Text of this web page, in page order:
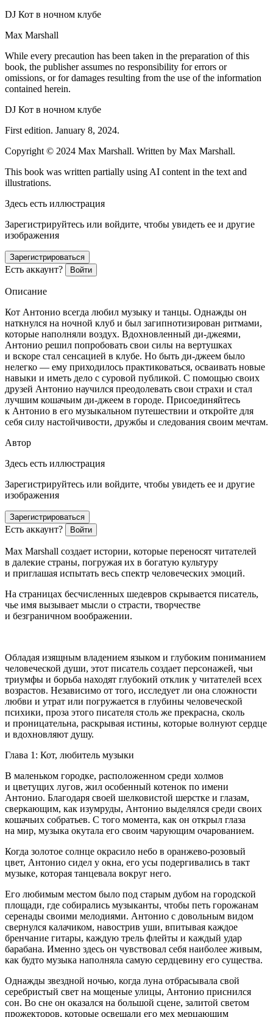
DJ Кот в ночном клубе
Max Marshall
While every precaution has been taken in the preparation of this
book, the publisher assumes no responsibility for errors or
omissions, or for damages resulting from the use of the information
contained herein.
DJ Кот в ночном клубе
First edition. January 8, 2024.
Copyright © 2024 Max Marshall. Written by Max Marshall.
This book was written partially using AI content in the text and
illustrations.
Здесь есть иллюстрация
Зарегистрируйтесь или войдите, чтобы увидеть ее и другие
изображения
Зарегистрироваться
Есть аккаунт? Войти
Описание
Кот Антонио всегда любил музыку и танцы. Однажды он
наткнулся на ночной клуб и был загипнотизирован ритмами,
которые наполняли воздух. Вдохновленный ди-джеями,
Антонио решил попробовать свои силы на вертушках
и вскоре стал сенсацией в клубе. Но быть ди-джеем было
нелегко — ему приходилось практиковаться, осваивать новые
навыки и иметь дело с суровой публикой. С помощью своих
друзей Антонио научился преодолевать свои страхи и стал
лучшим кошачьим ди-джеем в городе. Присоединяйтесь
к Антонио в его музыкальном путешествии и откройте для
себя силу настойчивости, дружбы и следования своим мечтам.
Автор
Здесь есть иллюстрация
Зарегистрируйтесь или войдите, чтобы увидеть ее и другие
изображения
Зарегистрироваться
Есть аккаунт? Войти
Max Marshall создает истории, которые переносят читателей
в далекие страны, погружая их в богатую культуру
и приглашая испытать весь спектр человеческих эмоций.
На страницах бесчисленных шедевров скрывается писатель,
чье имя вызывает мысли о страсти, творчестве
и безграничном воображении.
Обладая изящным владением языком и глубоким пониманием
человеческой души, этот писатель создает персонажей, чьи
триумфы и борьба находят глубокий отклик у читателей всех
возрастов. Независимо от того, исследует ли она сложности
любви и утрат или погружается в глубины человеческой
психики, проза этого писателя столь же прекрасна, сколь
и проницательна, раскрывая истины, которые волнуют сердце
и вдохновляют душу.
Глава 1: Кот, любитель музыки
В маленьком городке, расположенном среди холмов
и цветущих лугов, жил особенный котенок по имени
Антонио. Благодаря своей шелковистой шерстке и глазам,
сверкающим, как изумруды, Антонио выделялся среди своих
кошачьих собратьев. С того момента, как он открыл глаза
на мир, музыка окутала его своим чарующим очарованием.
Когда золотое солнце окрасило небо в оранжево-розовый
цвет, Антонио сидел у окна, его усы подергивались в такт
музыке, которая танцевала вокруг него.
Его любимым местом было под старым дубом на городской
площади, где собирались музыканты, чтобы петь горожанам
серенады своими мелодиями. Антонио с довольным видом
свернулся калачиком, навострив уши, впитывая каждое
бренчание гитары, каждую трель флейты и каждый удар
барабана. Именно здесь он чувствовал себя наиболее живым,
как будто музыка наполняла самую сердцевину его существа.
Однажды звездной ночью, когда луна отбрасывала свой
серебристый свет на мощеные улицы, Антонио приснился
сон. Во сне он оказался на большой сцене, залитой светом
прожекторов, которые освещали его мех мерцающим